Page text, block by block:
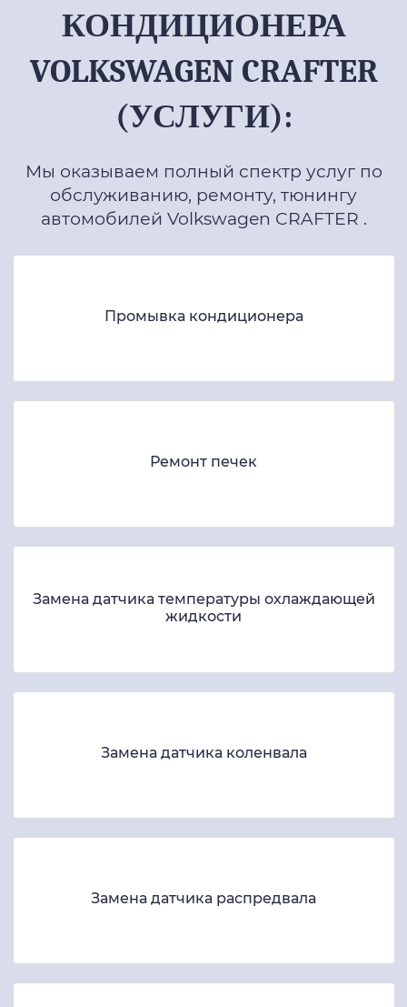
КОНДИЦИОНЕРА
VOLKSWAGEN CRAFTER
(УСЛУГИ):
Мы оказываем полный спектр услуг по
обслуживанию, ремонту, тюнингу
автомобилей Volkswagen CRAFTER .
Промывка кондиционера
Ремонт печек
Замена датчика температуры охлаждающей
жидкости
Замена датчика коленвала
Замена датчика распредвала